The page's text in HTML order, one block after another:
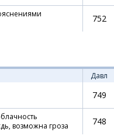
752
Давл
749
возможна гроза
748